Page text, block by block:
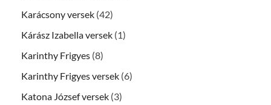
Karácsony versek (42)
Kárász Izabella versek (1)
Karinthy Frigyes (8)
Karinthy Frigyes versek (6)
Katona József versek (3)